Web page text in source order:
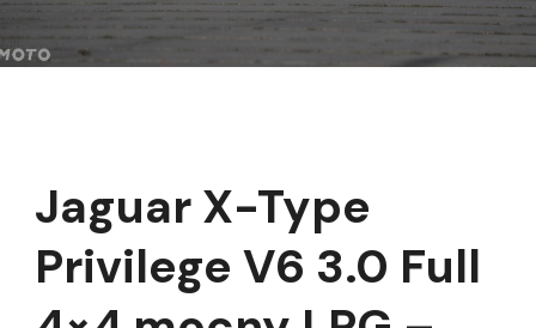
Jaguar X-Type
Privilege V6 3.0 Full